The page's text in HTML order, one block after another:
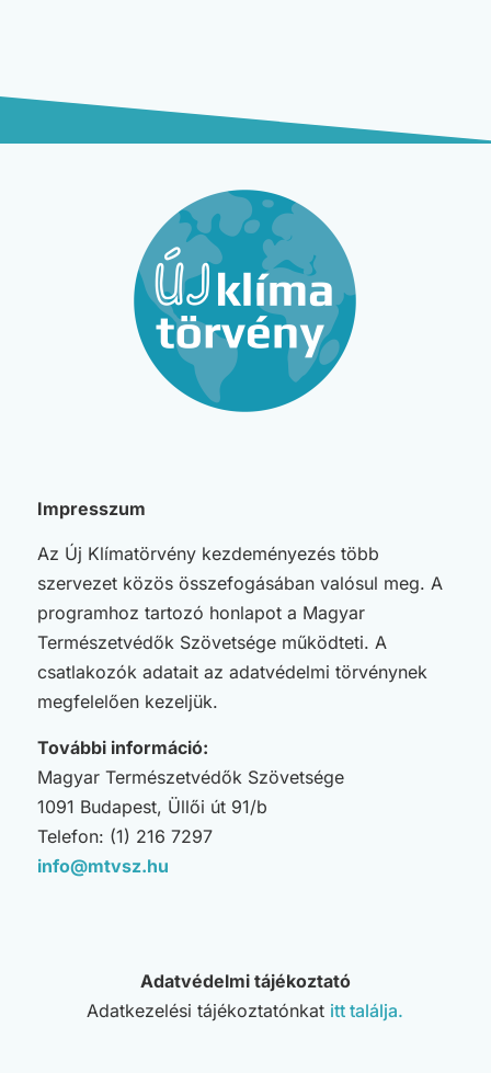
Impresszum
Az Új Klímatörvény kezdeményezés több
szervezet közös összefogásában valósul meg. A
programhoz tartozó honlapot a Magyar
Természetvédők Szövetsége működteti. A
csatlakozók adatait az adatvédelmi törvénynek
megfelelően kezeljük.
További információ:
Magyar Természetvédők Szövetsége
1091 Budapest, Üllői út 91/b
Telefon: (1) 216 7297
info@mtvsz.hu
Adatvédelmi tájékoztató
Adatkezelési tájékoztatónkat itt találja.